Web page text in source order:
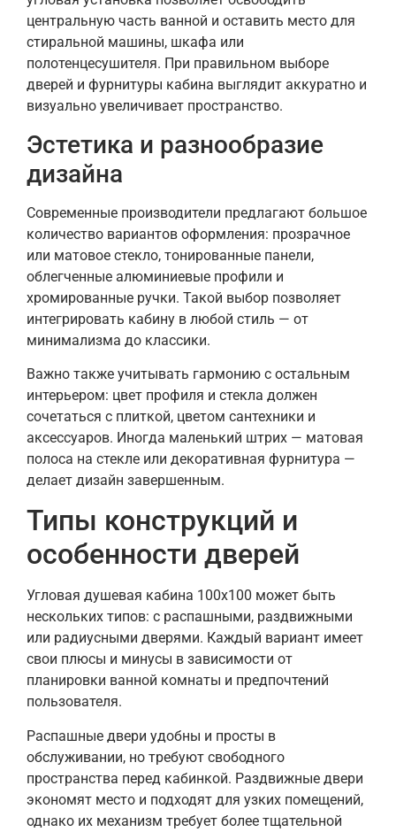
центральную часть ванной и оставить место для
стиральной машины, шкафа или
полотенцесушителя. При правильном выборе
дверей и фурнитуры кабина выглядит аккуратно и
визуально увеличивает пространство.
Эстетика и разнообразие
дизайна
Современные производители предлагают большое
количество вариантов оформления: прозрачное
или матовое стекло, тонированные панели,
облегченные алюминиевые профили и
хромированные ручки. Такой выбор позволяет
интегрировать кабину в любой стиль — от
минимализма до классики.
Важно также учитывать гармонию с остальным
интерьером: цвет профиля и стекла должен
сочетаться с плиткой, цветом сантехники и
аксессуаров. Иногда маленький штрих — матовая
полоса на стекле или декоративная фурнитура —
делает дизайн завершенным.
Типы конструкций и
особенности дверей
Угловая душевая кабина 100х100 может быть
нескольких типов: с распашными, раздвижными
или радиусными дверями. Каждый вариант имеет
свои плюсы и минусы в зависимости от
планировки ванной комнаты и предпочтений
пользователя.
Распашные двери удобны и просты в
обслуживании, но требуют свободного
пространства перед кабинкой. Раздвижные двери
экономят место и подходят для узких помещений,
однако их механизм требует более тщательной